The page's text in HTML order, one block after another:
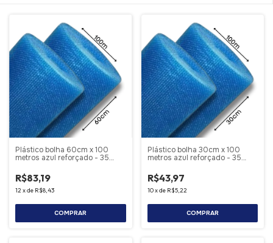
Plástico bolha 60cm x 100
metros azul reforçado - 35
R$83,19
12 xde R$8,43
Plástico bolha 30cm x 100
metros azul reforçado - 35
R$43,97
10xde R$5,22